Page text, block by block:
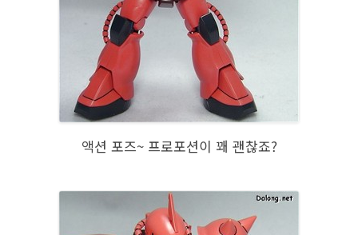
액션 포즈~ 프로포션이 꽤 괜찮죠?